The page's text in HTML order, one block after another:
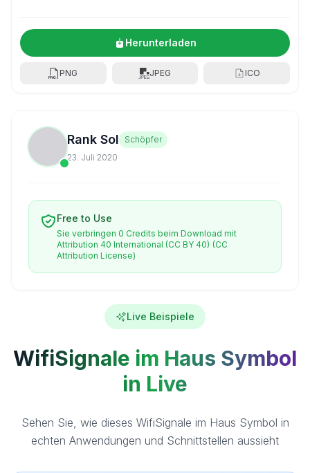
Herunterladen
PNG JPEG ICO
Rank Sol
Schöpfer
23. Juli 2020
Free to Use
Sie verbringen 0 Credits beim Download mit
Attribution 40 International (CC BY 40) (CC
Attribution License)
Live Beispiele
WifiSignale im Haus Symbol
in Live
Sehen Sie, wie dieses WifiSignale im Haus Symbol in
echten Anwendungen und Schnittstellen aussieht